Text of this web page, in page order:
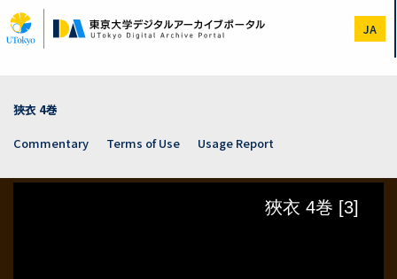
to
main
JA
狹衣 4巻
Commentary
Terms of Use Usage Report